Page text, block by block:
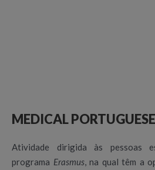
MEDICAL
Atividade dirigida às pessoas
programa Erasmus, na qual têm a